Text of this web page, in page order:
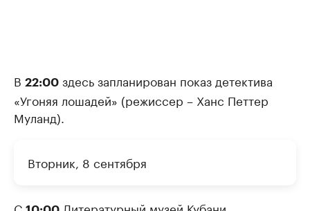
В 22:00 здесь запланирован показ детектива
«Угоняя лошадей» (режиссер – Ханс Петтер
Муланд).
Вторник, 8 сентября